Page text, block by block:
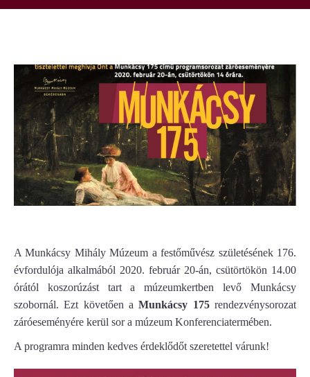
A Munkácsy Mihály Múzeum a festőművész születésének 176.
évfordulója alkalmából 2020. február 20-án, csütörtökön 14.00
órától koszorúzást tart a múzeumkertben levő Munkácsy
szobornál. Ezt követően aMunkácsy 175rendezvénysorozat
záróeseményére kerül sor a múzeum Konferenciatermében.
A programra minden kedves érdeklődőt szeretettel várunk!